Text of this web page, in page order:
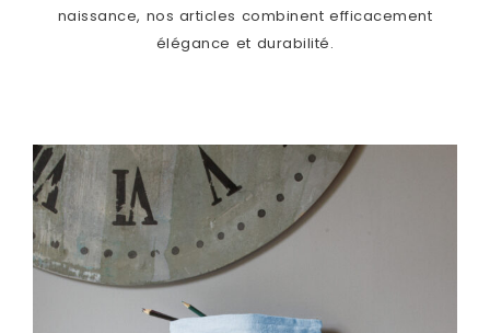
naissance, nos articles combinent efficacement
élégance et durabilité.